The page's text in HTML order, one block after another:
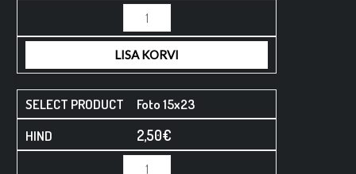
LISA KORVI
Foto 15x23
2,50€